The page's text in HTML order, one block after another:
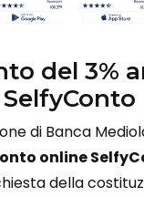
del 3%
di Banca
online
della